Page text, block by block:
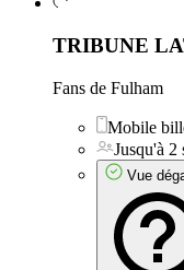
TRIBUNE
Fans de Fulham
Mobile
Jusqu'à 2
Vue